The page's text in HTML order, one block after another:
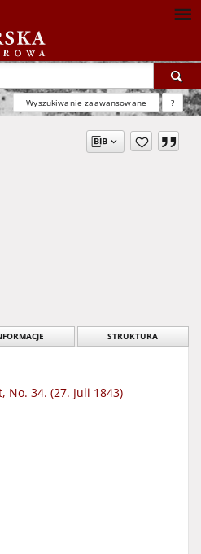
Wyszukiwanie zaawansowane ?
STRUKTURA
34. (27. Juli 1843)